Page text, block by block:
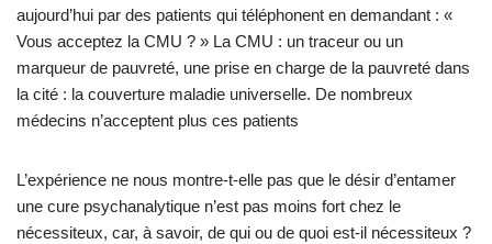
aujourd’hui par des patients qui téléphonent en demandant : «
Vous acceptez la CMU ? » La CMU : un traceur ou un
marqueur de pauvreté, une prise en charge de la pauvreté dans
la cité : la couverture maladie universelle. De nombreux
médecins n’acceptent plus ces patients
L’expérience ne nous montre-t-elle pas que le désir d’entamer
une cure psychanalytique n’est pas moins fort chez le
nécessiteux, car, à savoir, de qui ou de quoi est-il nécessiteux ?